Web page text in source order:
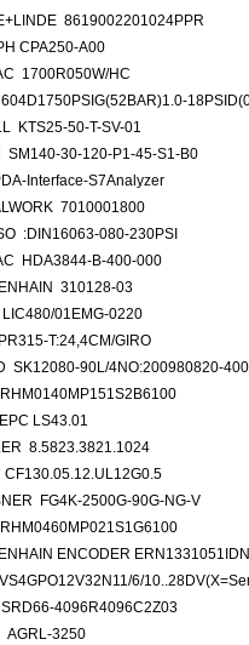
8619002201024PPR
CPA250-A00
1700R050W/HC
KTS25-50-T-SV-01
SM140-30-120-P1-45-S1-B0
Interface-S7Analyzer
7010001800
:DIN16063-080-230PSI
HDA3844-B-400-000
310128-03
01EMG-0220
T:24,4CM/GIRO
SK12080-90L/4NO:200980820-
LS43.01
8.5823.3821.1024
CF130.05.12.UL12G0.5
FG4K-2500G-90G-NG-V
ENCODER
6/
4096R4096C2Z03
AGRL-3250